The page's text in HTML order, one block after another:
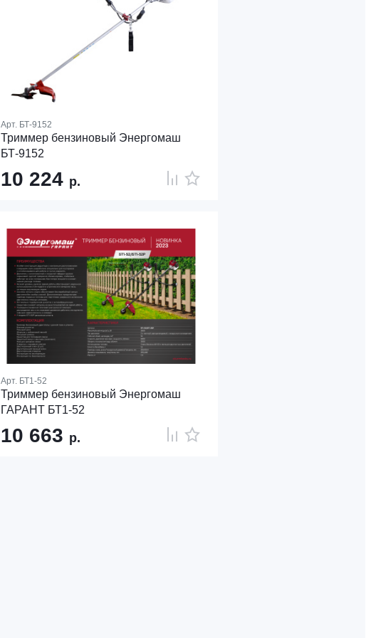
Арт. БТ-9152
Триммер бензиновый Энергомаш
БТ-9152
10 224 р.
Арт. БТ1-52
Триммер бензиновый Энергомаш
ГАРАНТ БТ1-52
10 663 р.